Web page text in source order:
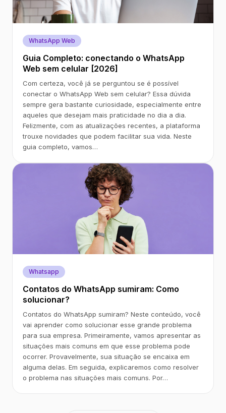
WhatsApp Web
Guia Completo: conectando o WhatsApp
Web sem celular [2026]
Com certeza, você já se perguntou se é possível
conectar o WhatsApp Web sem celular? Essa dúvida
sempre gera bastante curiosidade, especialmente entre
aqueles que desejam mais praticidade no dia a dia.
Felizmente, com as atualizações recentes, a plataforma
trouxe novidades que podem facilitar sua vida. Neste
guia completo, vamos…
Whatsapp
Contatos do WhatsApp sumiram: Como
solucionar?
Contatos do WhatsApp sumiram? Neste conteúdo, você
vai aprender como solucionar esse grande problema
para sua empresa. Primeiramente, vamos apresentar as
situações mais comuns em que esse problema pode
ocorrer. Provavelmente, sua situação se encaixa em
alguma delas. Em seguida, explicaremos como resolver
o problema nas situações mais comuns. Por…